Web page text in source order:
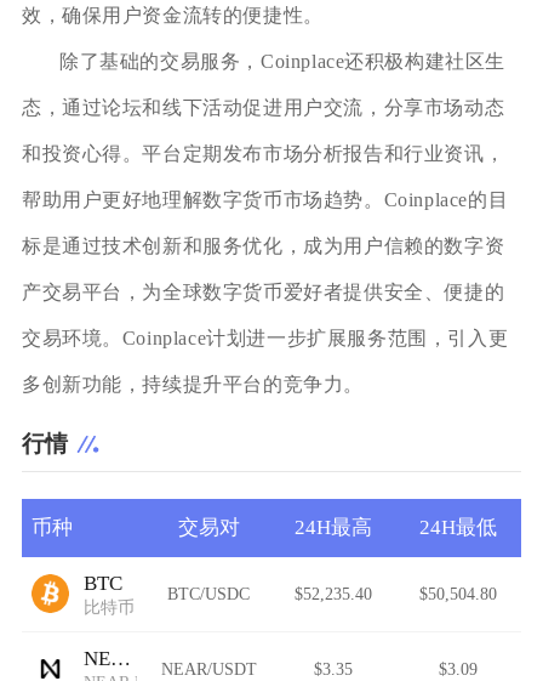
效，确保用户资金流转的便捷性。
除了基础的交易服务，Coinplace还积极构建社区生
态，通过论坛和线下活动促进用户交流，分享市场动态
和投资心得。平台定期发布市场分析报告和行业资讯，
帮助用户更好地理解数字货币市场趋势。Coinplace的目
标是通过技术创新和服务优化，成为用户信赖的数字资
产交易平台，为全球数字货币爱好者提供安全、便捷的
交易环境。Coinplace计划进一步扩展服务范围，引入更
多创新功能，持续提升平台的竞争力。
行情
币种 交易对 24H最高 24H最低
BTC
比特币
BTC/USDC $52,235.40 $50,504.80
NEAR NEAR/USDT $3.35 $3.09